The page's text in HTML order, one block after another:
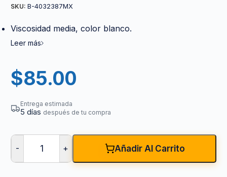
SKU: B-4032387MX
Viscosidad media, color blanco.
Leer más
$85.00
Entrega estimada
5 días después de tu compra
- + Añadir Al Carrito